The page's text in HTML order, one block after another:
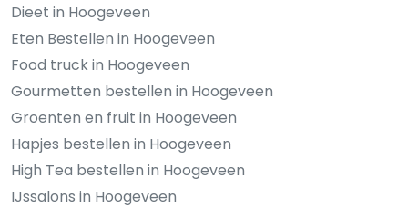
Dieet in Hoogeveen
Eten Bestellen in Hoogeveen
Food truck in Hoogeveen
Gourmetten bestellen in Hoogeveen
Groenten en fruit in Hoogeveen
Hapjes bestellen in Hoogeveen
High Tea bestellen in Hoogeveen
IJssalons in Hoogeveen